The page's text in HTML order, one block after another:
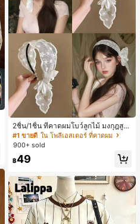
2ชิ้น/1ชิ้น ที่คาดผมโบว์ลูกไม้ มงกุฎสูง
แถบกว้าง สีดำ สีขาว สำหรับใส่ประจำ
วัน กิ๊บติดผม ยางรัดผม (ลายปักดอกไม้
จัดวางแบบสุ่ม)
#1 ขายดี ใน โพลีเอสเตอร์ ที่คาดผม
900+ sold
฿49